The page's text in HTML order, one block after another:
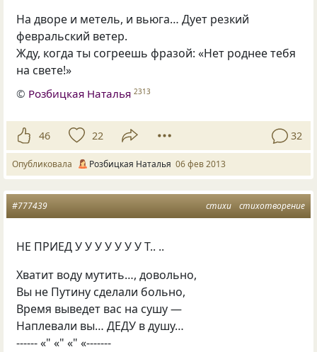
На дворе и метель, и вьюга… Дует резкий
февральский ветер.
Жду, когда ты согреешь фразой: «Нет роднее тебя
на свете!»
© Розбицкая Наталья 2313
46 22 32
Опубликовала Розбицкая Наталья 06 фев 2013
стихи стихотворение
#777439
НЕ ПРИЕД У У У У У У У Т.. ..
Хватит воду мутить…, довольно,
Вы не Путину сделали больно,
Время выведет вас на сушу —
Наплевали вы… ДЕДУ в душу…
------ «" «" «" «-------